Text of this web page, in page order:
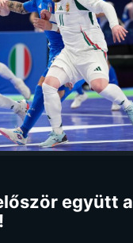
együtt a